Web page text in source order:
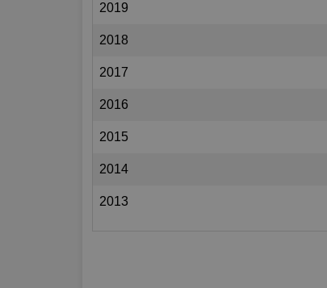
2019
2018
2017
2016
2015
2014
2013